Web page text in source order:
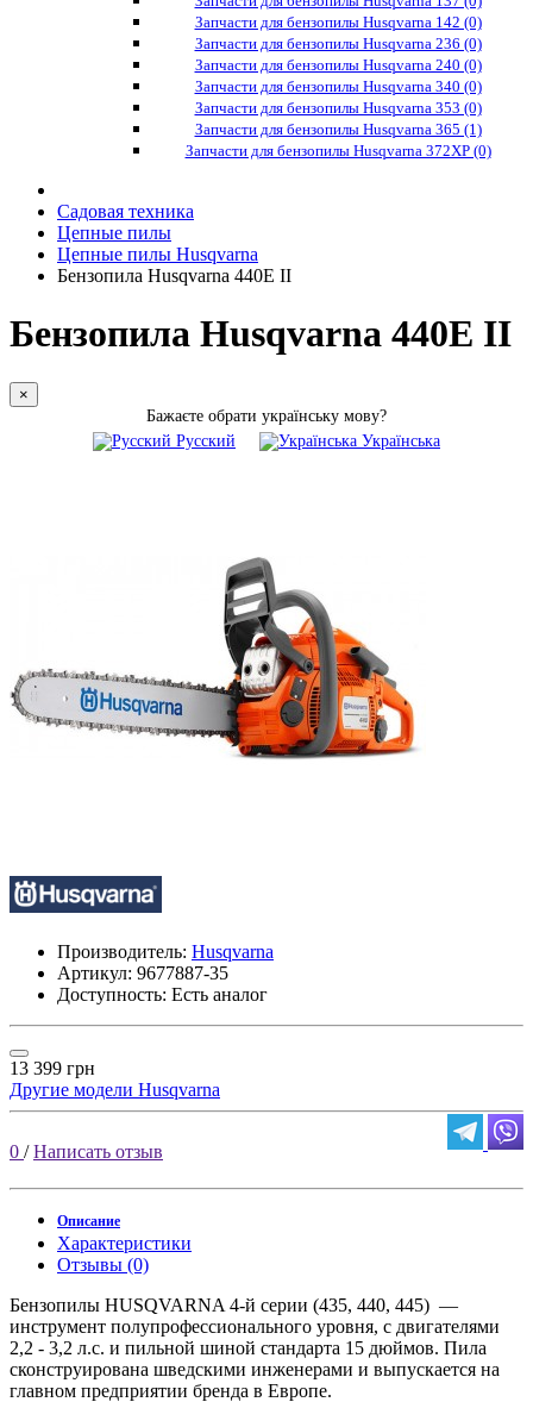
Запчасти для бензопилы Husqvarna 142 (0)
Запчасти для бензопилы Husqvarna 236 (0)
Запчасти для бензопилы Husqvarna 240 (0)
Запчасти для бензопилы Husqvarna 340 (0)
Запчасти для бензопилы Husqvarna 353 (0)
Запчасти для бензопилы Husqvarna 365 (1)
Запчасти для бензопилы Husqvarna 372XP (0)
Садовая техника
Цепные пилы
Цепные пилы Husqvarna
Бензопила Husqvarna 440Е II
Бензопила Husqvarna 440Е II
×
Бажаєте обрати українську мову?
Русский
Українська
Производитель: Husqvarna
Артикул: 9677887-35
Доступность: Есть аналог
13 399 грн
Другие модели Husqvarna
0 /Написать отзыв
Описание
Характеристики
Отзывы (0)
Бензопилы HUSQVARNA 4-й серии (435, 440, 445) —
инструмент полупрофессионального уровня, с двигателями
2,2 - 3,2 л.с. и пильной шиной стандарта 15 дюймов. Пила
сконструирована шведскими инженерами и выпускается на
главном предприятии бренда в Европе.